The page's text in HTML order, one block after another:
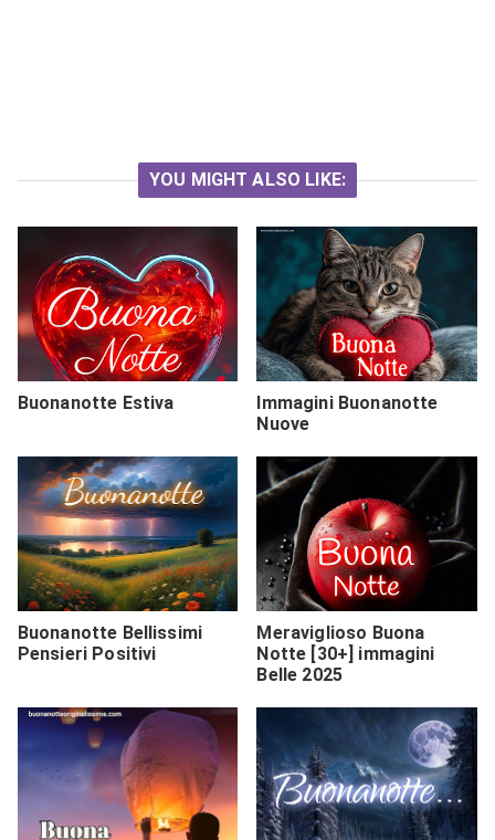
YOU MIGHT ALSO LIKE:
Buonanotte Estiva
Immagini Buonanotte
Nuove
Buonanotte Bellissimi
Pensieri Positivi
Meraviglioso Buona
Notte [30+] immagini
Belle 2025